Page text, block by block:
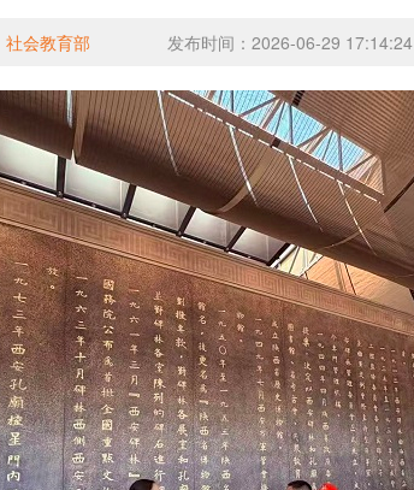
社会教育部 发布时间：2026-06-29 17:14:24